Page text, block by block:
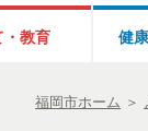
・教育 健
福岡市ホーム ＞